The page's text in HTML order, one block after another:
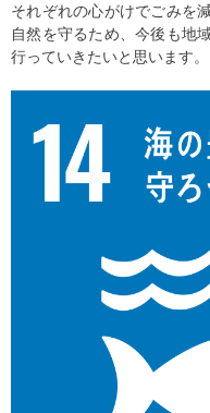
それぞれの心がけでごみを
自然を守るため、今後も地
行っていきたいと思います。